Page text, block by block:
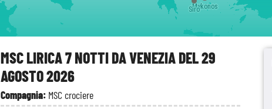
MSC LIRICA 7 NOTTI DA VENEZIA DEL 29
AGOSTO 2026
Compagnia: MSC crociere
Mykonos
Mykonos
Siro